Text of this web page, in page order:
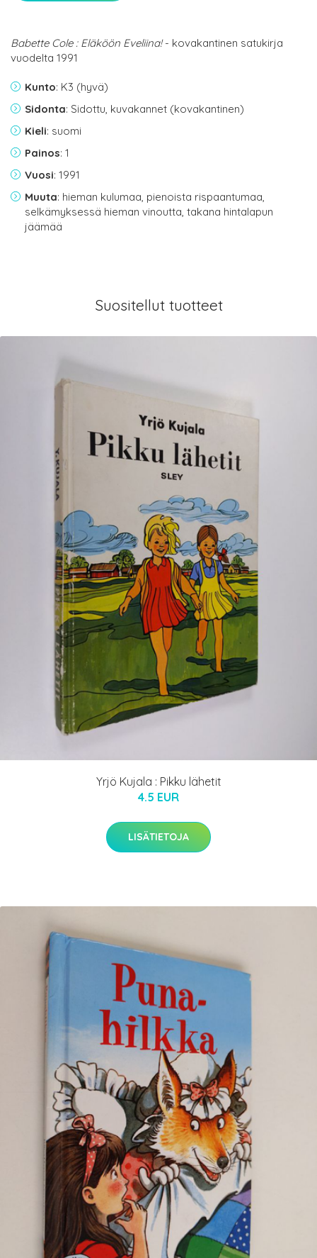
Babette Cole : Eläköön Eveliina!- kovakantinen satukirja
vuodelta 1991
Kunto: K3 (hyvä)
Sidonta: Sidottu, kuvakannet (kovakantinen)
Kieli: suomi
Painos: 1
Vuosi: 1991
Muuta: hieman kulumaa, pienoista rispaantumaa,
selkämyksessä hieman vinoutta, takana hintalapun
jäämää
Suositellut tuotteet
Yrjö Kujala : Pikku lähetit
4.5 EUR
LISÄTIETOJA